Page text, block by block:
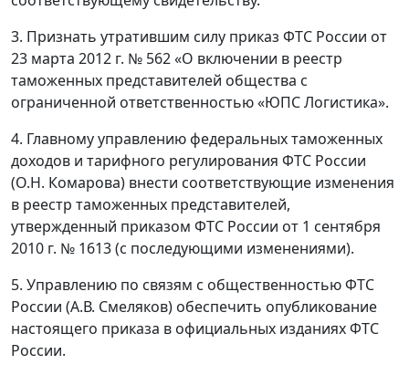
3. Признать утратившим силу приказ ФТС России от
23 марта 2012 г. № 562 «О включении в реестр
таможенных представителей общества с
ограниченной ответственностью «ЮПС Логистика».
4. Главному управлению федеральных таможенных
доходов и тарифного регулирования ФТС России
(О.Н. Комарова) внести соответствующие изменения
в реестр таможенных представителей,
утвержденный приказом ФТС России от 1 сентября
2010 г. № 1613 (с последующими изменениями).
5. Управлению по связям с общественностью ФТС
России (А.В. Смеляков) обеспечить опубликование
настоящего приказа в официальных изданиях ФТС
России.